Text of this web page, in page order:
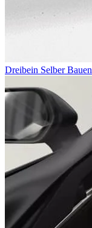
Dreibein Selber Bauen